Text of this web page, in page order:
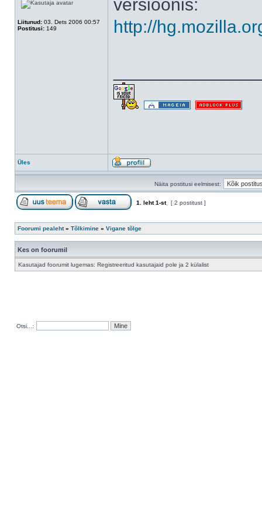
Liitunud: 03. Dets 2006 00:57
Postitusi: 149
versioonis:
http://
Üles
Näita postitusi eelmisest:
1 . leht1-st [ 2 postitust ]
Foorumi pealeht» Tõlkimine » Vigane tõlge
Kes on foorumil
Kasutajad foorumit lugemas: Registreeritud kasutajaid pole ja 2 külalist
Otsi...: